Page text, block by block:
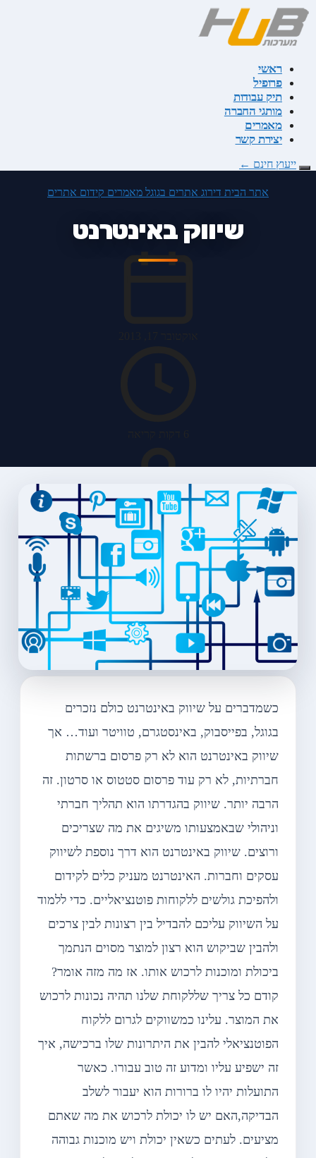
דלג
לתוכן
ראשי
פרופיל
תיק עבודות
מותגי החברה
מאמרים
יצירת קשר
ייעוץ חינם ←
אתר הבית דירוג אתרים בגוגל מאמרים קידום אתרים
שיווק באינטרנט
האב מערכות
כשמדברים על שיווק באינטרנט כולם נזכרים
בגוגל, בפייסבוק, באינסטגרם, טוויטר ועוד… אך
שיווק באינטרנט הוא לא רק פרסום ברשתות
חברתיות, לא רק עוד פרסום סטטוס או סרטון. זה
הרבה יותר. שיווק בהגדרתו הוא תהליך חברתי
וניהולי שבאמצעותו משיגים את מה שצריכים
ורוצים. שיווק באינטרנט הוא דרך נוספת לשיווק
עסקים וחברות. האינטרנט מעניק כלים לקידום
ולהפיכת גולשים ללקוחות פוטנציאליים. כדי ללמוד
על השיווק עליכם להבדיל בין רצונות לבין צרכים
ולהבין שביקוש הוא רצון למוצר מסוים הנתמך
ביכולת ומוכנות לרכוש אותו. אז מה מזה אומר?
קודם כל צריך שללקוחת שלנו תהיה נכונות לרכוש
את המוצר. עלינו כמשווקים לגרום ללקוח
הפוטנציאלי להבין את היתרונות שלו ברכישה, איך
זה ישפיע עליו ומדוע זה טוב עבורו. כאשר
התועלות יהיו לו ברורות הוא יעבור לשלב
הבדיקה,האם יש לו יכולת לרכוש את מה שאתם
מציעים. לעתים כשאין יכולת ויש מוכנות גבוהה